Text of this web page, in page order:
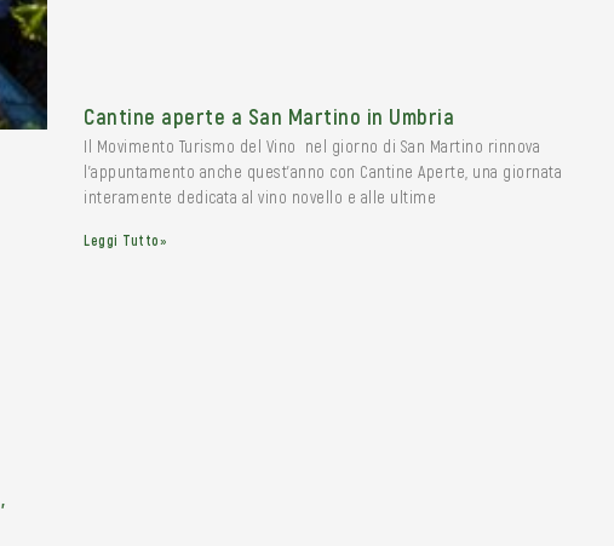
Cantine aperte a San Martino in Umbria
Il Movimento Turismo del Vino nel giorno di San Martino rinnova
l’appuntamento anche quest’anno con Cantine Aperte, una giornata
interamente dedicata al vino novello e alle ultime
Leggi Tutto»